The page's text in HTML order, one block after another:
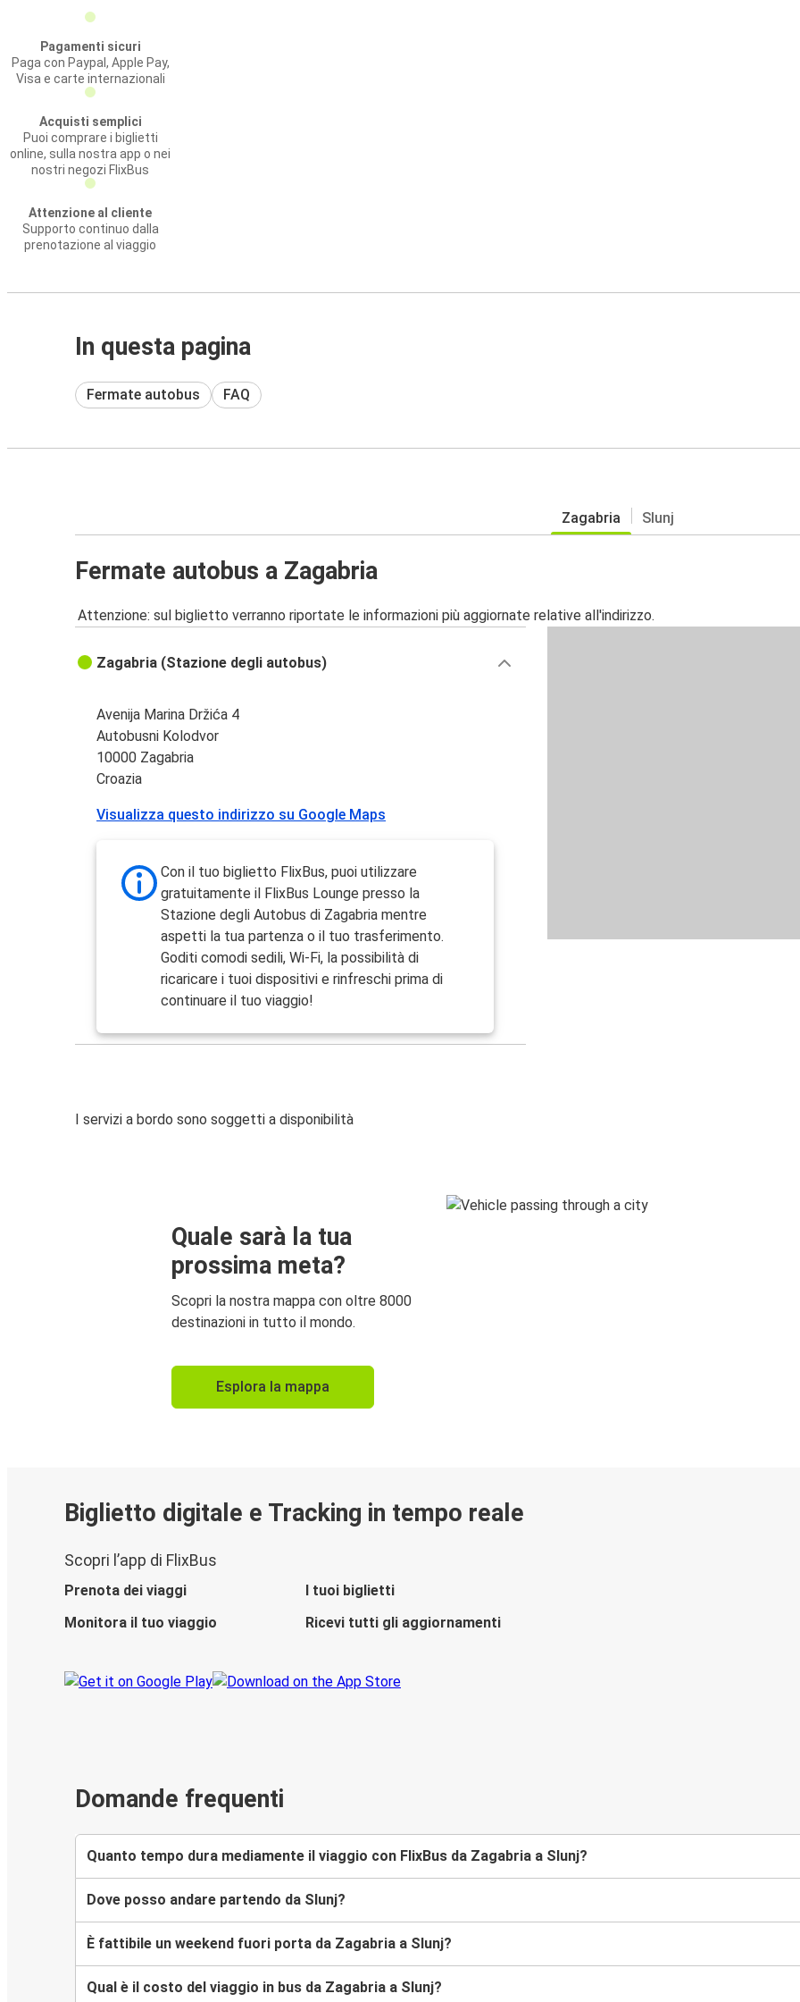
Pagamenti sicuri
Paga con Paypal, Apple Pay,
Visa e carte internazionali
Acquisti semplici
Puoi comprare i biglietti
online, sulla nostra app o nei
nostri negozi FlixBus
Attenzione al cliente
Supporto continuo dalla
prenotazione al viaggio
In questa pagina
Fermate autobus FAQ
Zagabria Slunj
Fermate autobus a Zagabria
Attenzione: sul biglietto verranno riportate le informazioni più aggiornate relative all'indirizzo.
Zagabria (Stazione degli autobus)
Avenija Marina Držića 4
Autobusni Kolodvor
10000 Zagabria
Croazia
Visualizza questo indirizzo su Google Maps
Con il tuo biglietto FlixBus, puoi utilizzare
gratuitamente il FlixBus Lounge presso la
Stazione degli Autobus di Zagabria mentre
aspetti la tua partenza o il tuo trasferimento.
Goditi comodi sedili, Wi-Fi, la possibilità di
ricaricare i tuoi dispositivi e rinfreschi prima di
continuare il tuo viaggio!
I servizi a bordo sono soggetti a disponibilità
Quale sarà la tua
prossima meta?
Scopri la nostra mappa con oltre 8000
destinazioni in tutto il mondo.
Esplora la mappa
Biglietto digitale e Tracking in tempo reale
Scopri l’app di FlixBus
Prenota dei viaggi
I tuoi biglietti
Monitora il tuo viaggio
Ricevi tutti gli aggiornamenti
Domande frequenti
Quanto tempo dura mediamente il viaggio con FlixBus da Zagabria a Slunj?
Dove posso andare partendo da Slunj?
È fattibile un weekend fuori porta da Zagabria a Slunj?
Qual è il costo del viaggio in bus da Zagabria a Slunj?